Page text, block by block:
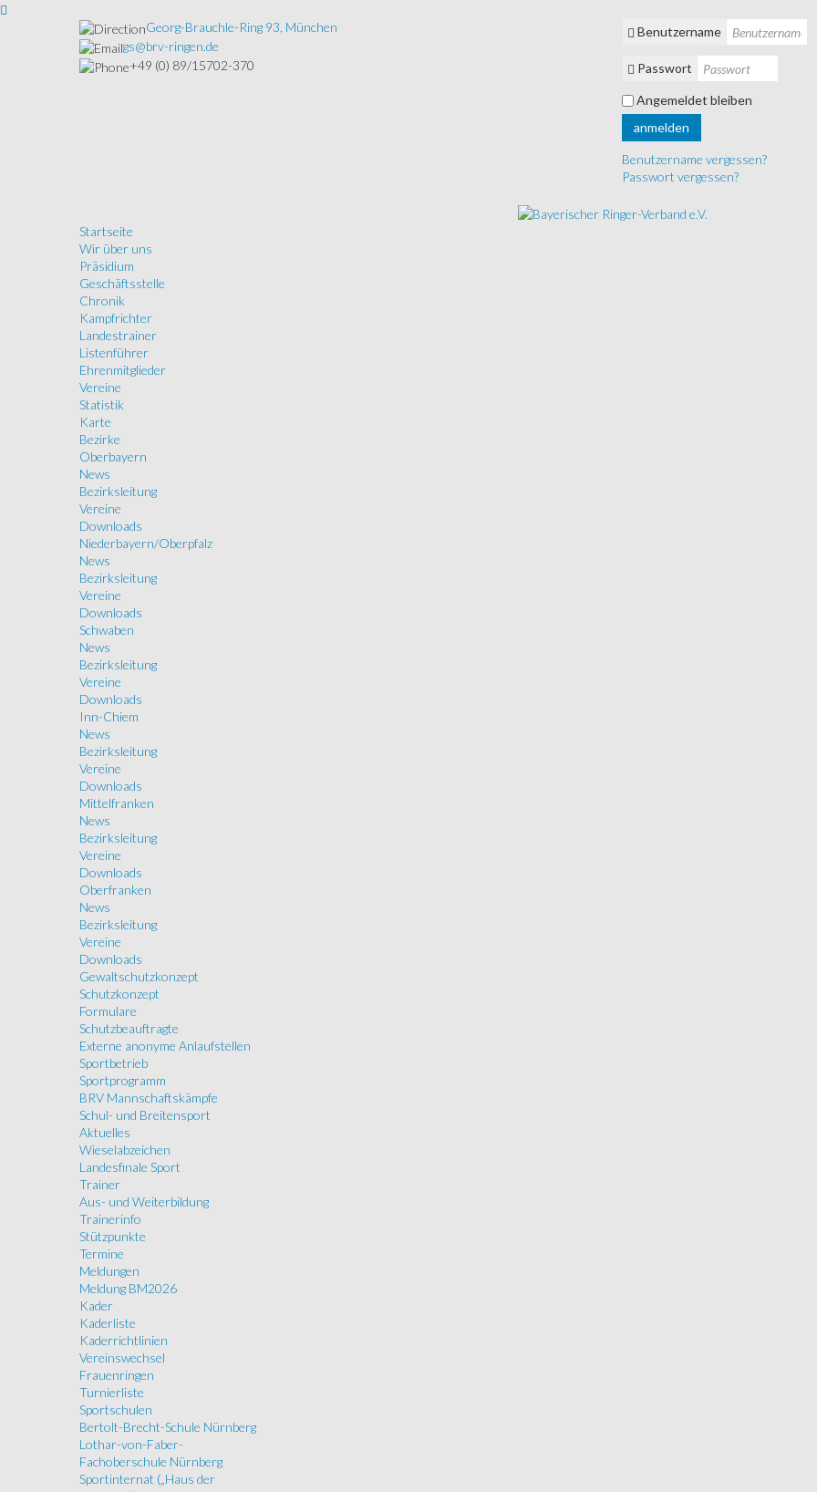
Georg-Brauchle-Ring 93, München
gs@brv-ringen.de
+49 (0) 89/15702-370
Benutzername
Passwort
Angemeldet bleiben
anmelden
Benutzername vergessen?
Passwort vergessen?
Startseite
Wir über uns
Präsidium
Geschäftsstelle
Chronik
Kampfrichter
Landestrainer
Listenführer
Ehrenmitglieder
Vereine
Statistik
Karte
Bezirke
Oberbayern
News
Bezirksleitung
Vereine
Downloads
Niederbayern/Oberpfalz
News
Bezirksleitung
Vereine
Downloads
Schwaben
News
Bezirksleitung
Vereine
Downloads
Inn-Chiem
News
Bezirksleitung
Vereine
Downloads
Mittelfranken
News
Bezirksleitung
Vereine
Downloads
Oberfranken
News
Bezirksleitung
Vereine
Downloads
Gewaltschutzkonzept
Schutzkonzept
Formulare
Schutzbeauftragte
Externe anonyme Anlaufstellen
Sportbetrieb
Sportprogramm
BRV Mannschaftskämpfe
Schul- und Breitensport
Aktuelles
Wieselabzeichen
Landesfinale Sport
Trainer
Aus- und Weiterbildung
Trainerinfo
Stützpunkte
Termine
Meldungen
Meldung BM2026
Kader
Kaderliste
Kaderrichtlinien
Vereinswechsel
Frauenringen
Turnierliste
Sportschulen
Bertolt-Brecht-Schule Nürnberg
Lothar-von-Faber-
Fachoberschule Nürnberg
Sportinternat („Haus der